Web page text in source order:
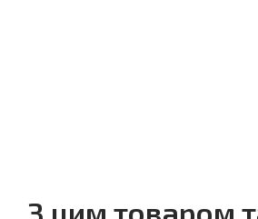
З цим товаром